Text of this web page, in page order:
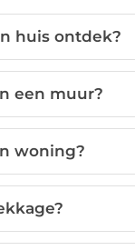
huis ontdek?
een muur?
woning?